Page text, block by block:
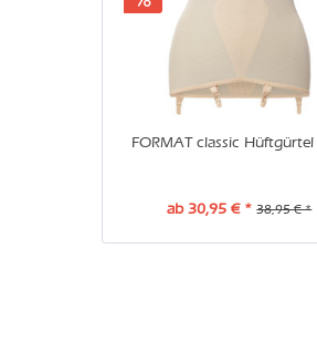
FORMAT classic
ab 30,95 € * 38,95 € *